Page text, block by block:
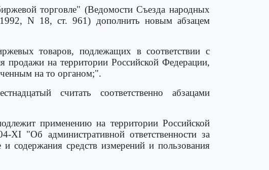
торговле" (Ведомости Съезда народных
N 18, ст. 961) дополнить новым абзацем
товаров, подлежащих в соответствии с
продажи на территории Российской Федерации,
на то органом;".
считать соответственно абзацами
применению на территории Российской
"Об административной ответственности за
содержания средств измерений и пользования